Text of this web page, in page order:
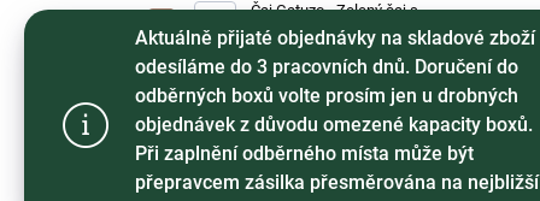
Tento web používá soubory cookie. Dalším
webu vyjadřujete souhlas s jejich používáním. Více
dočtete vProhlášení o ochraně soukromí.
Nastavení
Aktuálně přijaté objednávky na skladové zboží
odesíláme do 3 pracovních dnů. Doručení do
odběrných boxů volte prosím jen u drobných
objednávek z důvodu omezené kapacity boxů.
Při zaplnění odběrného místa může být
přepravcem zásilka přesměrována na nejbližší
Čaj Gatuzo - Zelený čaj s
ruží a mangem, 1ks
17 Kč
Čaj Gatuzo - Lesní směs,
1ks
17 Kč
Horká čokoláda - Classic
25g
19 Kč